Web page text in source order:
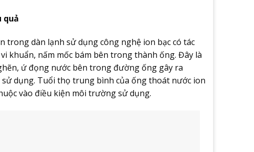
quả
trong dàn lạnh sử dụng công nghệ ion bạc có tác
khuẩn, nấm mốc bám bên trong thành ống. Đây là
ứ đọng nước bên trong đường ống gây ra
dụng. Tuổi thọ trung bình của ống thoát nước ion
vào điều kiện môi trường sử dụng.